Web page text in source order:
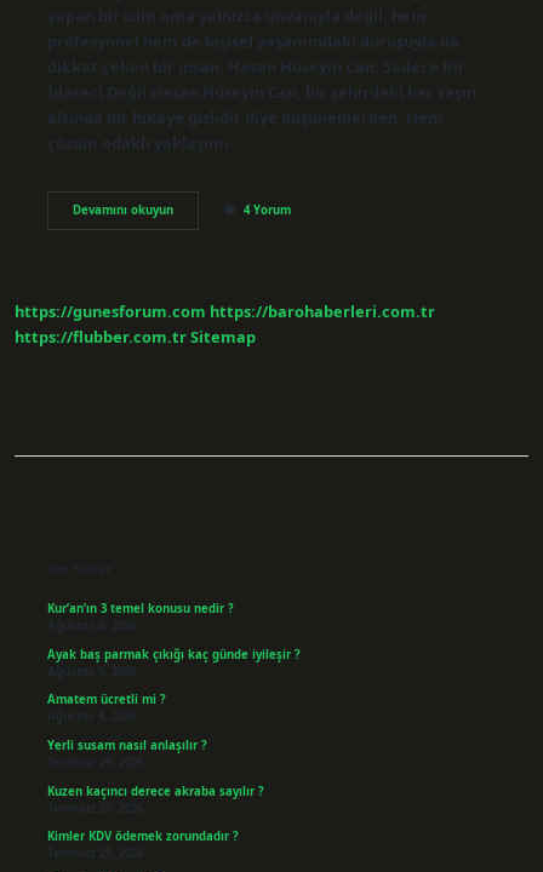
yapan bir isim ama yalnızca unvanıyla değil, hem
profesyonel hem de kişisel yaşamındaki duruşuyla da
dikkat çeken bir insan. Hasan Hüseyin Can: Sadece Bir
İdareci Değil Hasan Hüseyin Can, bir şehirdeki her taşın
altında bir hikaye gizlidir diye düşünenlerden. Hem
çözüm odaklı yaklaşımı…
Devamını okuyunIstanbul
Vali
nereli
4 Yorum
https://gunesforum.com https://barohaberleri.com.tr
https://flubber.com.trSitemap
Son Yazılar
Kur’an’ın 3 temel konusu nedir ?
Ağustos 6, 2026
Ayak baş parmak çıkığı kaç günde iyileşir ?
Ağustos 5, 2026
Amatem ücretli mi ?
Ağustos 4, 2026
Yerli susam nasıl anlaşılır ?
Temmuz 29, 2026
Kuzen kaçıncı derece akraba sayılır ?
Temmuz 27, 2026
Kimler KDV ödemek zorundadır ?
Temmuz 25, 2026